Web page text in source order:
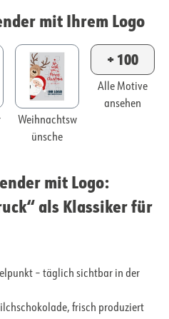
mit Ihrem Logo
Weihnachtsw
ünsche
+ 100
Alle Motive
ansehen
mit Logo:
als Klassiker für
– täglich sichtbar in der
frisch produziert